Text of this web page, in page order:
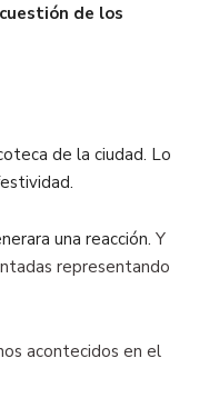
de los
de la ciudad. Lo
una reacción. Y
representando
acontecidos en el